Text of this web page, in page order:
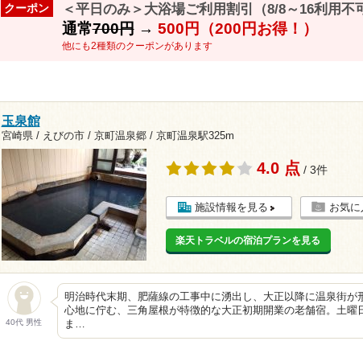
クーポン ＜平日のみ＞大浴場ご利用割引（8/8～16利用不
通常700円→ 500円（200円お得！）
他にも2種類のクーポンがあります
玉泉館
宮崎県 / えびの市 / 京町温泉郷 / 京町温泉駅325m
4.0 点 / 3件
施設情報を見る お気
楽天トラベルの宿泊プランを見る
40代 男性
明治時代末期、肥薩線の工事中に湧出し、大正以降に温泉街が
心地に佇む、三角屋根が特徴的な大正初期開業の老舗宿。土曜
ま…